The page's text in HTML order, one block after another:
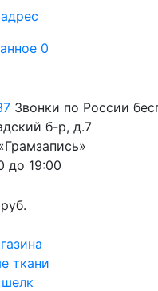
0
Звонки по России
б-р, д.7
19:00